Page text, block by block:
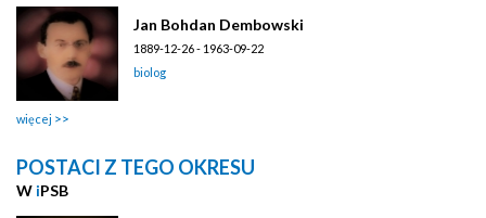
Jan Bohdan Dembowski
1889-12-26 - 1963-09-22
biolog
więcej
POSTACI Z TEGO OKRESU
W iPSB